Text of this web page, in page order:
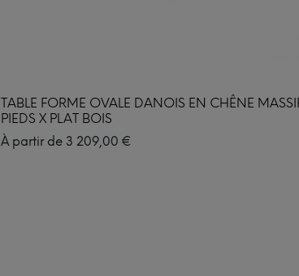
TABLE FORME OVALE DANOIS EN CHÊNE
PIEDS X PLAT BOIS
À partir de 3 209,00 €